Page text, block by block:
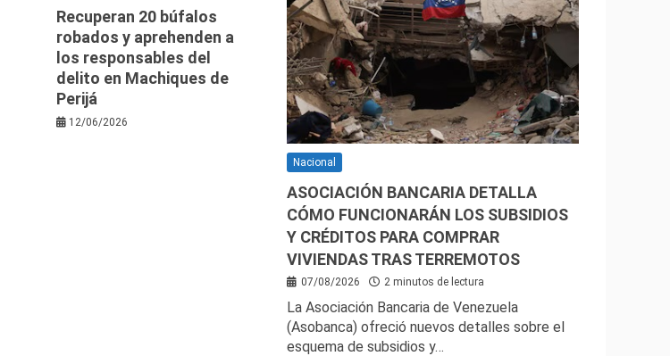
Recuperan 20 búfalos
robados y aprehenden a
los responsables del
delito en Machiques de
Perijá
12/06/2026
Nacional
ASOCIACIÓN BANCARIA DETALLA
CÓMO FUNCIONARÁN LOS SUBSIDIOS
Y CRÉDITOS PARA COMPRAR
VIVIENDAS TRAS TERREMOTOS
07/08/2026 2 minutos de lectura
La Asociación Bancaria de Venezuela
(Asobanca) ofreció nuevos detalles sobre el
esquema de subsidios y…